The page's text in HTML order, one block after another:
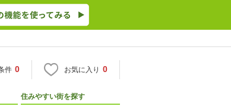
件 0 お気に入り 0
住みやすい街を探す